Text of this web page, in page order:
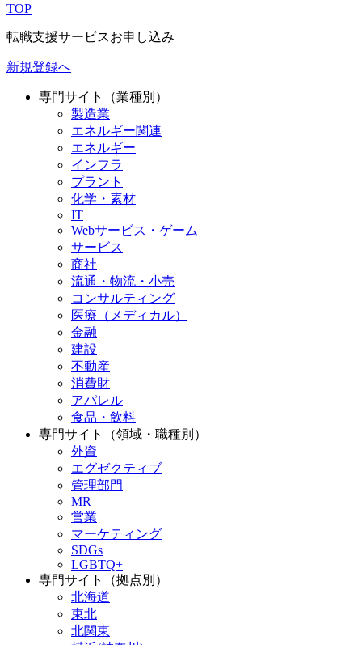
TOP
転職支援サービスお申し込み
新規登録へ
専門サイト（業種別）
製造業
エネルギー関連
エネルギー
インフラ
プラント
化学・素材
IT
Webサービス・ゲーム
サービス
商社
流通・物流・小売
コンサルティング
医療（メディカル）
金融
建設
不動産
消費財
アパレル
食品・飲料
専門サイト（領域・職種別）
外資
エグゼクティブ
管理部門
MR
営業
マーケティング
SDGs
LGBTQ+
専門サイト（拠点別）
北海道
東北
北関東